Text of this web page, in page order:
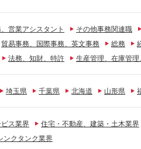
営業アシスタント その他事務関連職
貿易事務、国際事務、英文事務 総務
法務、知財、特許 生産管理、在庫管
埼玉県 千葉県 北海道 山形県
ビス業界
住宅・不動産、建築・土木業界
ンクタンク業界